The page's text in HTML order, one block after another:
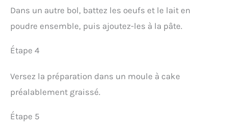
Dans un autre bol, battez les oeufs et le lait en
poudre ensemble, puis ajoutez-les à la pâte.
Étape 4
Versez la préparation dans un moule à cake
préalablement graissé.
Étape 5